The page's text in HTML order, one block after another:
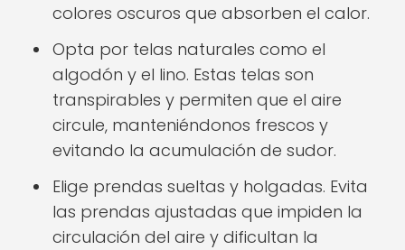
colores oscuros que absorben el calor.
Opta por telas naturales como el
algodón y el lino. Estas telas son
transpirables y permiten que el aire
circule, manteniéndonos frescos y
evitando la acumulación de sudor.
Elige prendas sueltas y holgadas. Evita
las prendas ajustadas que impiden la
circulación del aire y dificultan la